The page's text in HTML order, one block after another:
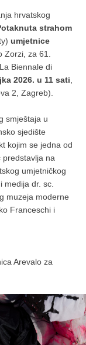
hrvatskog
strahom
umjetnice
za 61.
Biennale di
2026. u 11 sati
2, Zagreb).
smještaja u
sjedište
kojim se jedna od
predstavlja na
umjetničkog
medija dr. sc.
muzeja moderne
Franceschi i
Arevalo za